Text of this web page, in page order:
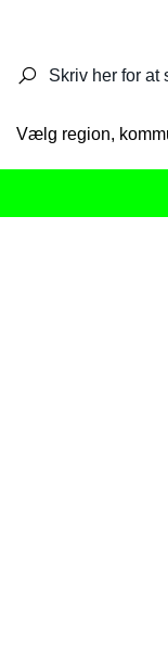
Vælg region,